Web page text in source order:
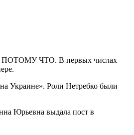
ПОТОМУ ЧТО. В первых числах
Украине». Роли Нетребко были
Юрьевна выдала пост в